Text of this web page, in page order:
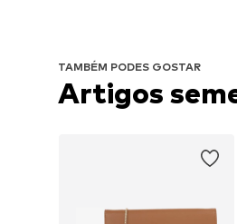
TAMBÉM PODES GOSTAR
Artigos